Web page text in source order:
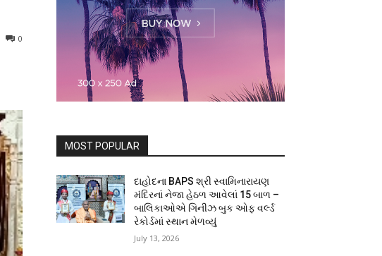
0
MOST POPULAR
દાહોદના BAPS શ્રી સ્વામિનારાયણ
મંદિરનાં નેજા હેઠળ આવેલાં 15 બાળ –
બાલિકાઓએ ગિનીઝ બુક ઓફ વર્લ્ડ
રેકોર્ડમાં સ્થાન મેળવ્યું
July 13, 2026